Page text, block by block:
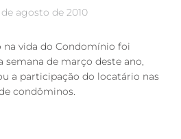
agosto de 2010
vida do Condomínio foi
de março deste ano,
a participação do locatário nas
condôminos.